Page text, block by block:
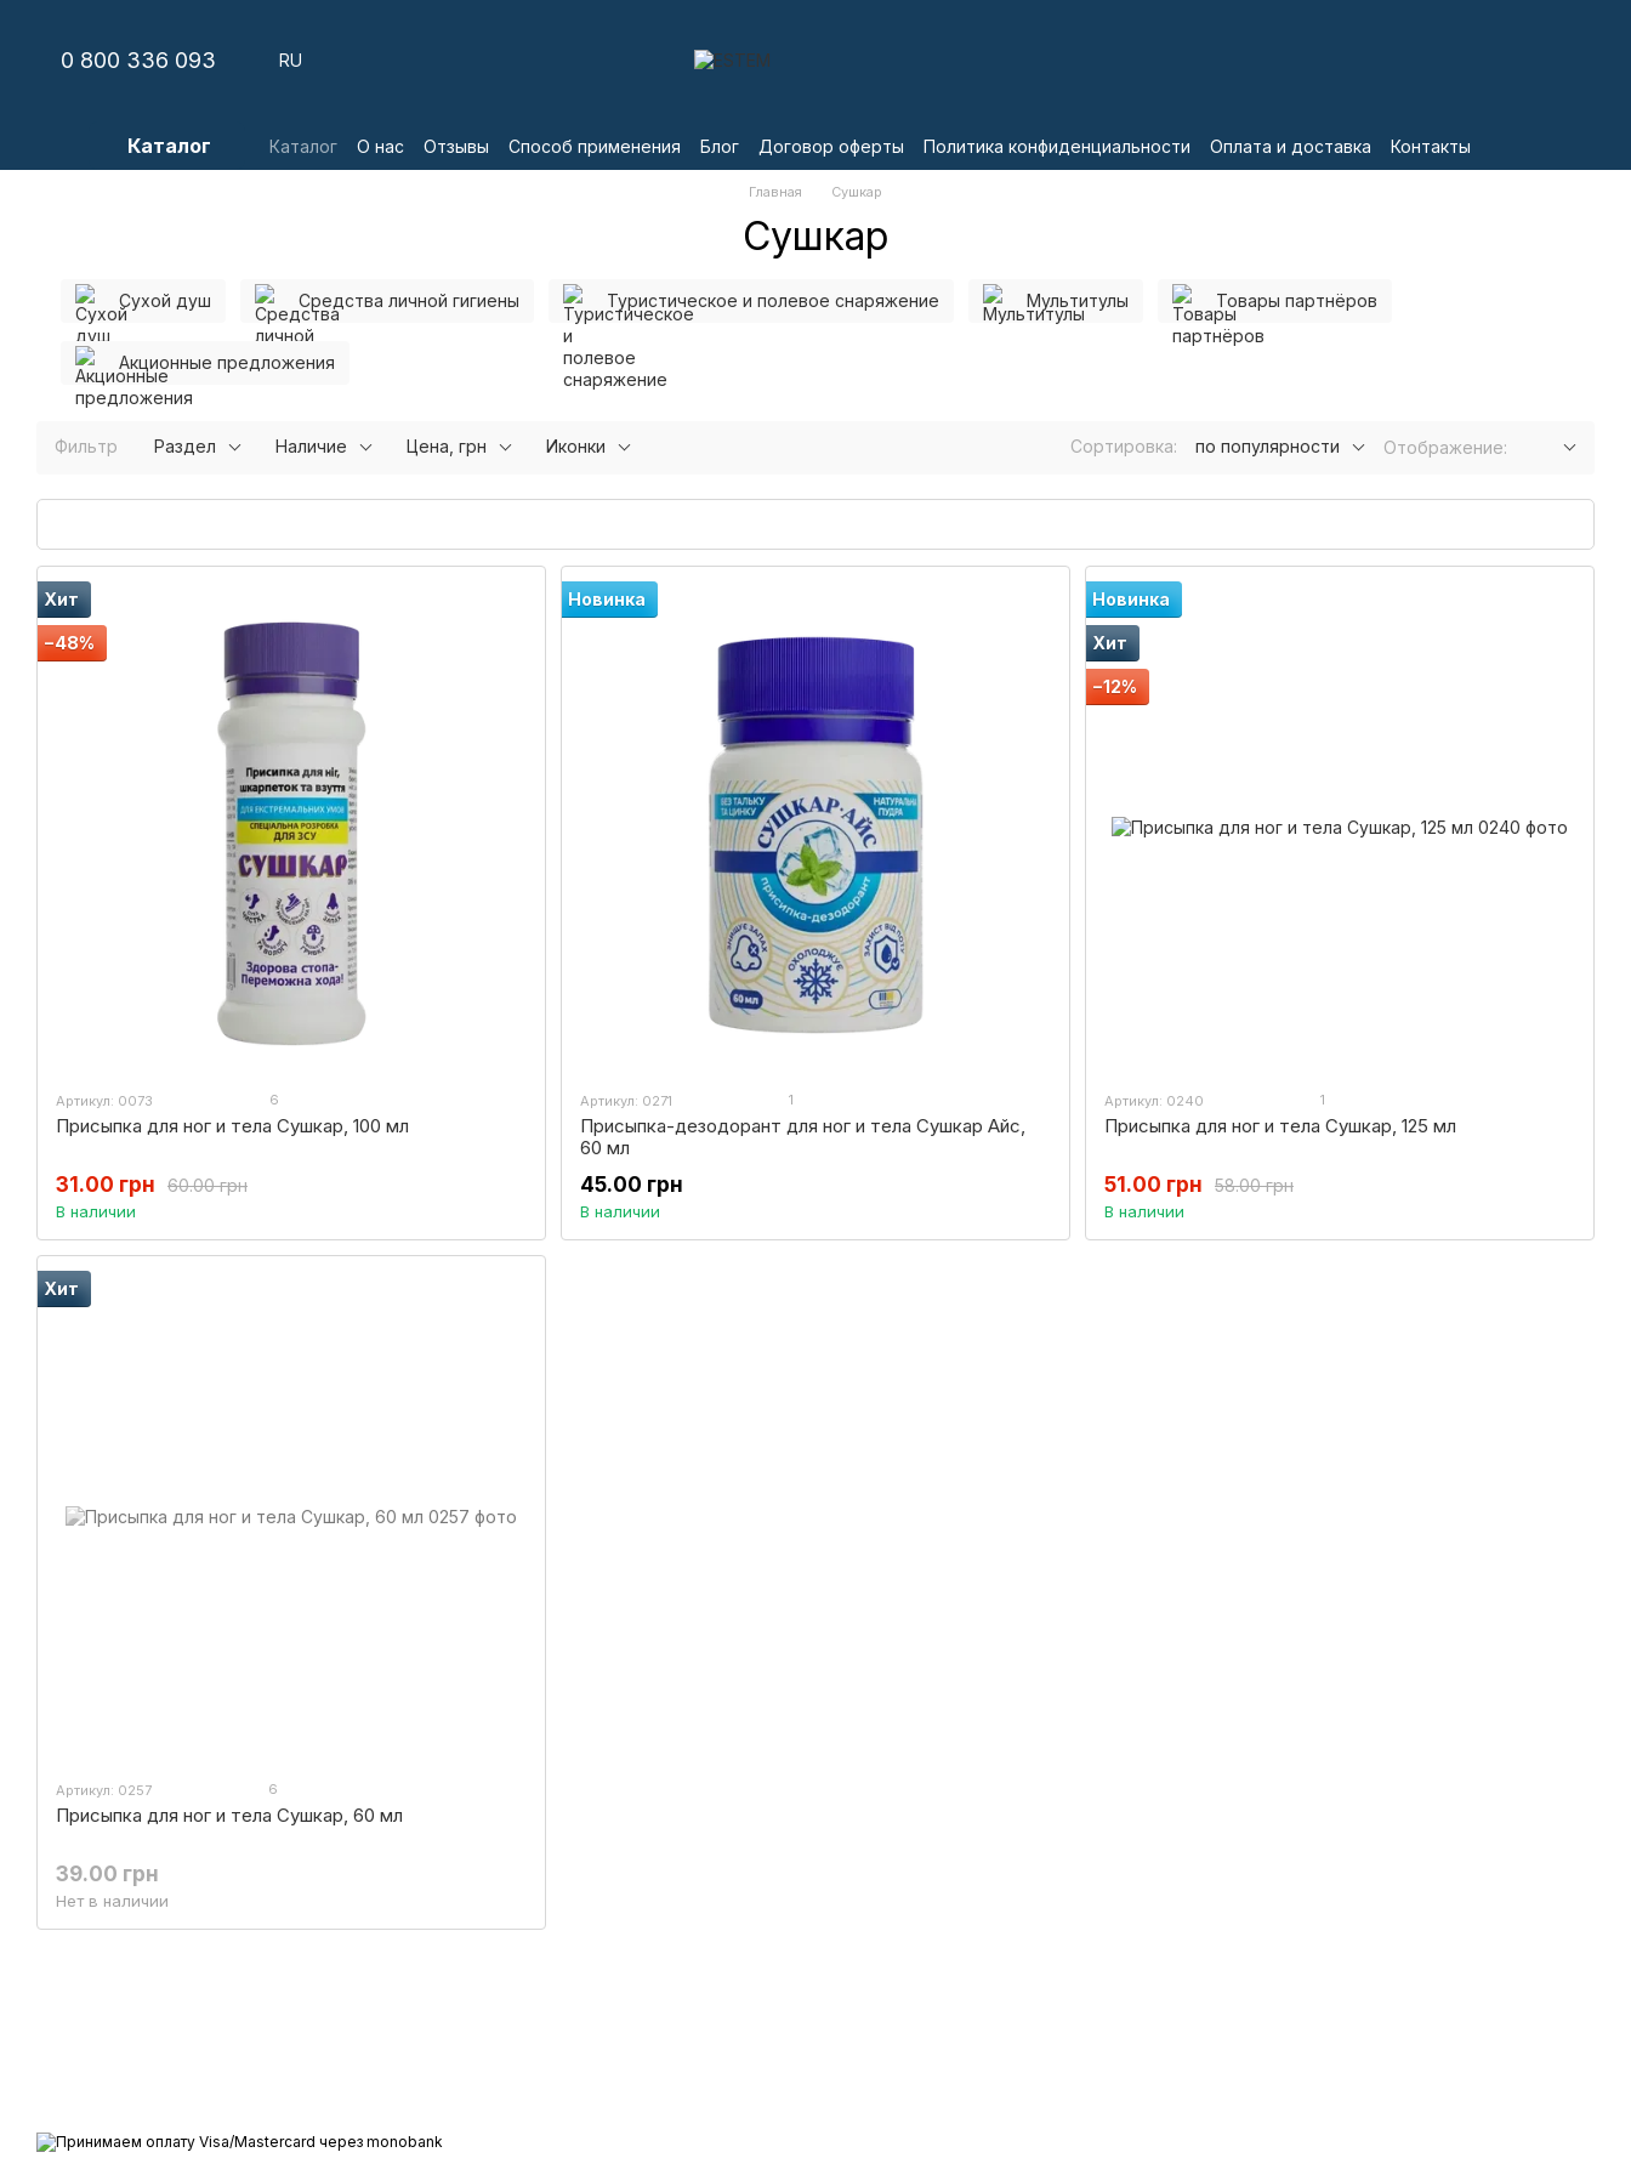
0 800 336 093 RU
Каталог Каталог О нас Отзывы Способ применения Блог Договор оферты Политика конфиденциальности Оплата и доставка Контакты
Главная Сушкар
Сушкар
Сухой душ Средства личной гигиены Туристическое и полевое снаряжение Мультитулы Товары партнёров
Акционные предложения
Фильтр Раздел Наличие Цена, грн Иконки Сортировка: по популярности Отображение:
Хит
−48%
Артикул: 0073 6
Присыпка для ног и тела Сушкар, 100 мл
60.00 грн
31.00 грн
В наличии
Новинка
Артикул: 0271 1
Присыпка-дезодорант для ног и тела Сушкар Айс,
60 мл
45.00 грн
В наличии
Новинка
Хит
−12%
Артикул: 0240 1
Присыпка для ног и тела Сушкар, 125 мл
58.00 грн
51.00 грн
В наличии
Хит
Артикул: 0257 6
Присыпка для ног и тела Сушкар, 60 мл
39.00 грн
Нет в наличии